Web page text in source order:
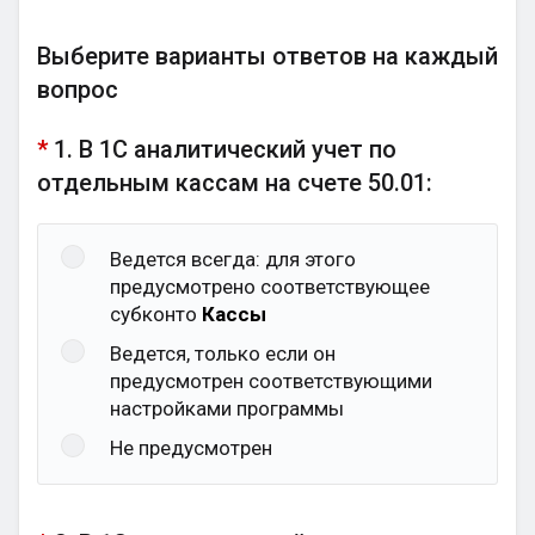
Выберите варианты ответов на каждый
вопрос
* 1. В 1С аналитический учет по
отдельным кассам на счете 50.01:
Ведется всегда: для этого
предусмотрено соответствующее
субконто Кассы
Ведется, только если он
предусмотрен соответствующими
настройками программы
Не предусмотрен